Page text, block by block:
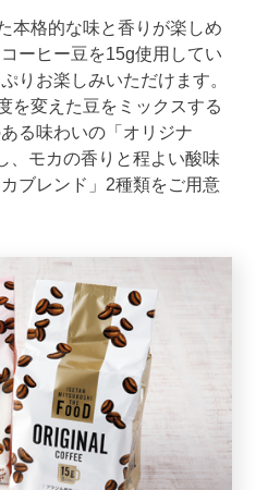
本格的な味と香りが楽しめ
ーヒー豆を15g使用してい
りお楽しみいただけます。
を変えた豆をミックスする
る味わいの「オリジナ
、モカの香りと程よい酸味
ブレンド」2種類をご用意